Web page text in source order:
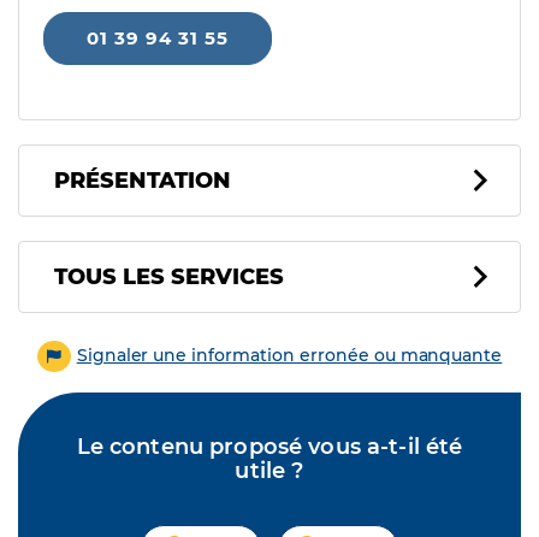
01 39 94 31 55
PRÉSENTATION
Tous les services
TOUS LES SERVICES
Signaler une information erronée ou manquante
Le contenu proposé vous a-t-il été
utile ?